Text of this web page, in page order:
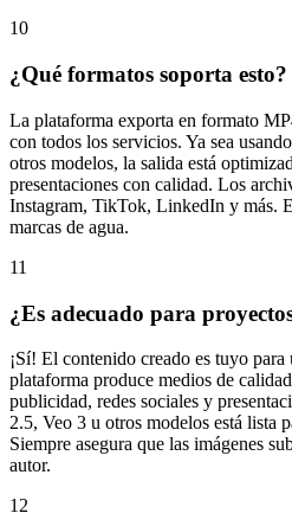
10
¿Qué formatos soporta esto?
La plataforma exporta en formato
con todos los servicios. Ya sea
otros modelos, la salida está
presentaciones con calidad. Los
Instagram, TikTok, LinkedIn y más.
marcas de agua.
11
¿Es adecuado para
¡Sí! El contenido creado es tuyo
plataforma produce medios de
publicidad, redes sociales y
2.5, Veo 3 u otros modelos está lista
Siempre asegura que las imágenes
autor.
12